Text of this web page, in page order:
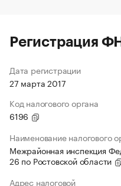
Регистрация
Дата регистрации
27 марта 2017
Код налогового органа
6196
Наименование налогового
Межрайонная инспекция
26 по Ростовской области
Адрес налоговой